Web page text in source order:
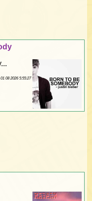
01 08 2026 5:55:27